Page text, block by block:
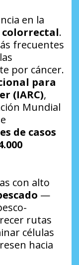
en la
colorrectal.
frecuentes
por cáncer.
para
(IARC),
Mundial
de casos
con alto
—
rutas
células
hacia